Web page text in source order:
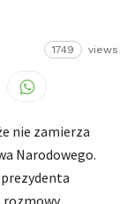
1749 views
nie zamierza
Narodowego.
prezydenta